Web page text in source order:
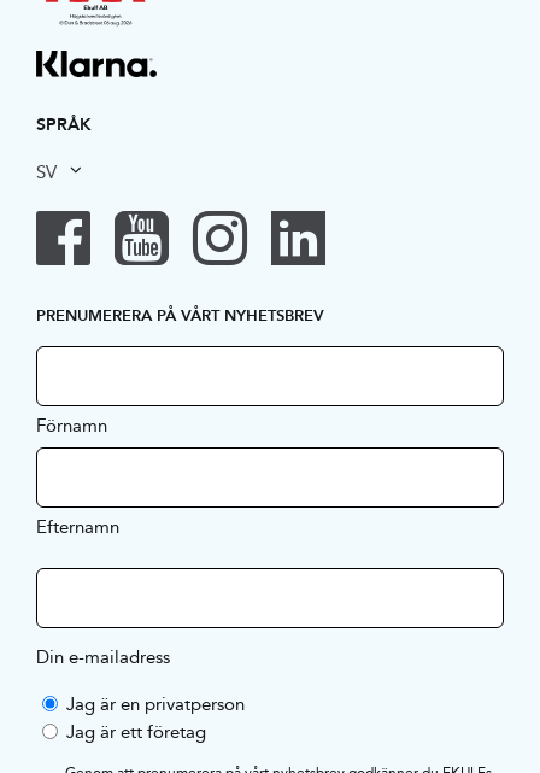
SPRÅK
SV
PRENUMERERA PÅ VÅRT NYHETSBREV
Förnamn
Efternamn
Din e-mailadress
Jag är en privatperson
Jag är ett företag